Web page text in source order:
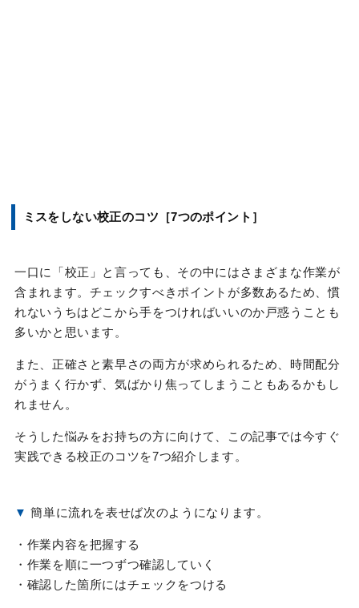
ミスをしない校正のコツ［7つのポイント］
一口に「校正」と言っても、その中にはさまざまな作業が
含まれます。チェックすべきポイントが多数あるため、慣
れないうちはどこから手をつければいいのか戸惑うことも
多いかと思います。
また、正確さと素早さの両方が求められるため、時間配分
がうまく行かず、気ばかり焦ってしまうこともあるかもし
れません。
そうした悩みをお持ちの方に向けて、この記事では今すぐ
実践できる校正のコツを7つ紹介します。
▼ 簡単に流れを表せば次のようになります。
・作業内容を把握する
・作業を順に一つずつ確認していく
・確認した箇所にはチェックをつける